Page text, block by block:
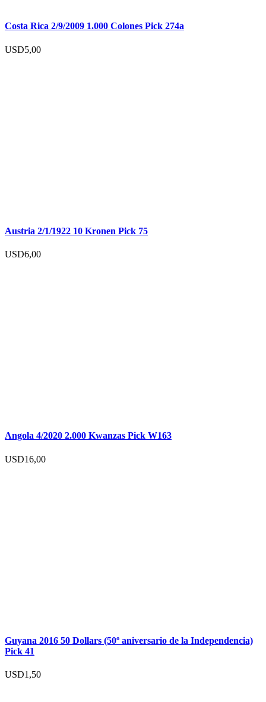
Costa Rica 2/9/2009 1.000 Colones Pick 274a
USD5,00
Austria 2/1/1922 10 Kronen Pick 75
USD6,00
Angola 4/2020 2.000 Kwanzas Pick W163
USD16,00
Guyana 2016 50 Dollars (50º aniversario de la Independencia)
Pick 41
USD1,50